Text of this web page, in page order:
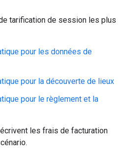
tarification de session les plus
pour les données de
pour la découverte de lieux
pour le règlement et la
les frais de facturation